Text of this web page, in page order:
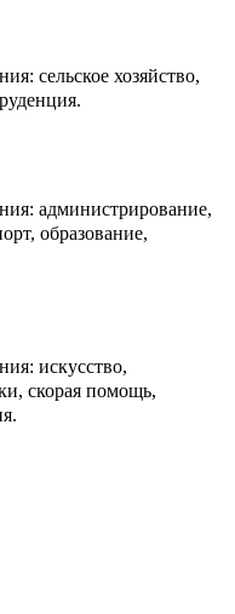
сельское хозяйство,
администрирование,
образование,
искусство,
скорая помощь,